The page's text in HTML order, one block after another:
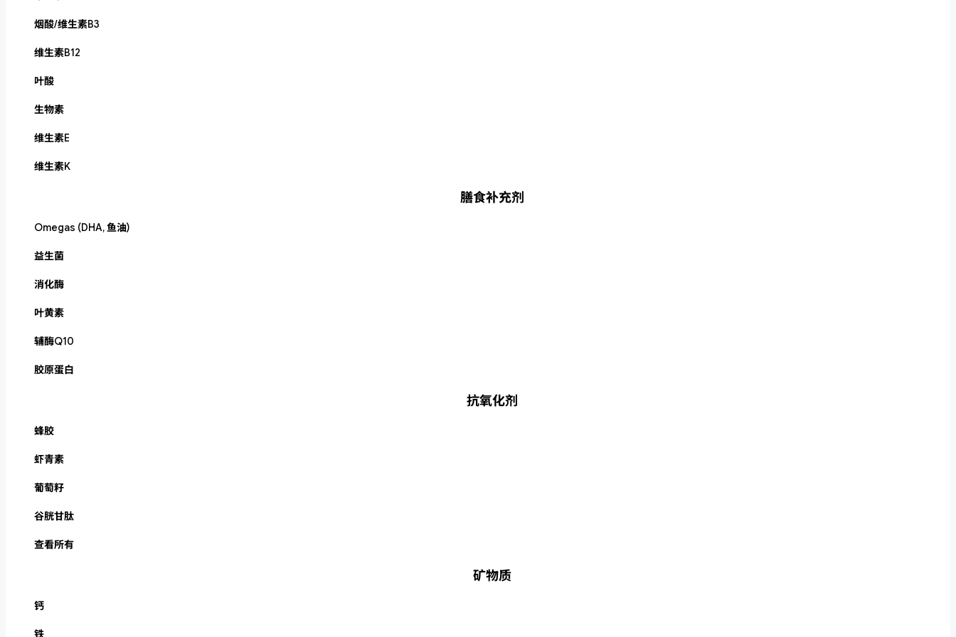
烟酸/维生素B3
维生素B12
叶酸
生物素
维生素E
维生素K
膳食补充剂
Omegas (DHA, 鱼油)
益生菌
消化酶
叶黄素
辅酶Q10
胶原蛋白
抗氧化剂
蜂胶
虾青素
葡萄籽
谷胱甘肽
查看所有
矿物质
钙
铁